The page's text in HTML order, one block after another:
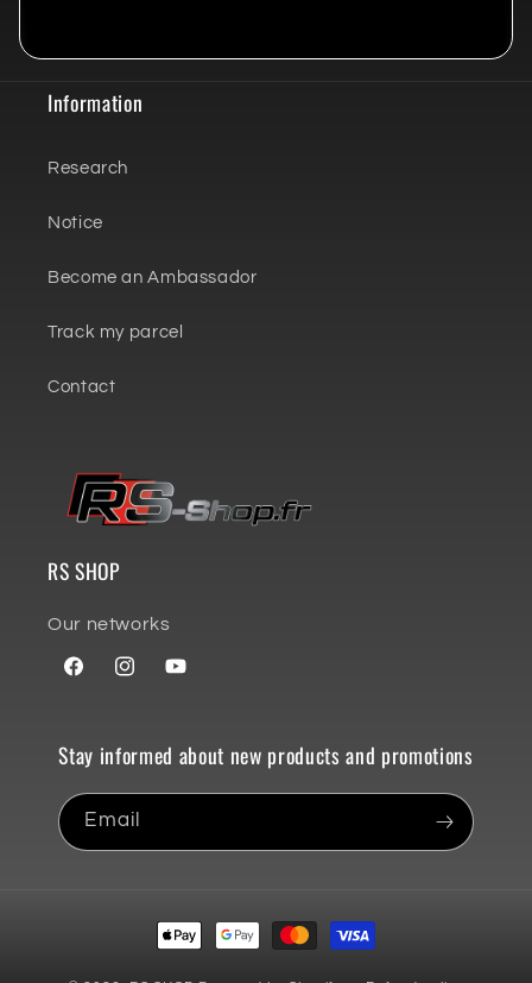
Information
Research
Notice
Become an Ambassador
Track my parcel
Contact
RS SHOP
Our networks
FacebookInstagramYouTube
Stay informed about new products and promotions
Email
Payment
methods